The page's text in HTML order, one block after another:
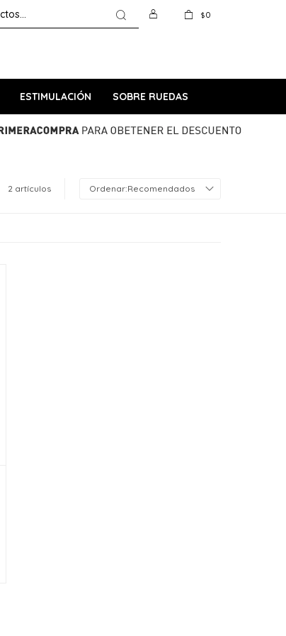
ESTIMULACIÓN SOBRE RUEDAS
$0
2 artículos Recomendados